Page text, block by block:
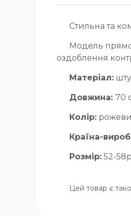
Стильна та
Модель
оздоблення
Матеріал:
Довжина: 70
Колір:
Країна-
Розмір: 52-
Цей товар є